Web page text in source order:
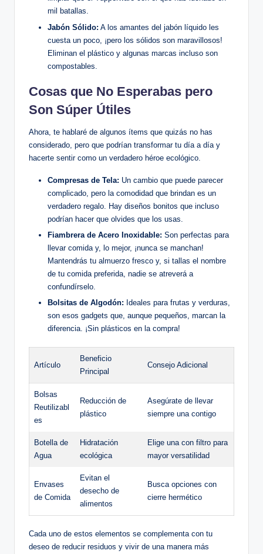
mil batallas.
Jabón Sólido: A los amantes del jabón líquido les
cuesta un poco, ¡pero los sólidos son maravillosos!
Eliminan el plástico y algunas marcas incluso son
compostables.
Cosas que No Esperabas pero
Son Súper Útiles
Ahora, te hablaré de algunos ítems que quizás no has
considerado, pero que podrían transformar tu día a día y
hacerte sentir como un verdadero héroe ecológico.
Compresas de Tela: Un cambio que puede parecer
complicado, pero la comodidad que brindan es un
verdadero regalo. Hay diseños bonitos que incluso
podrían hacer que olvides que los usas.
Fiambrera de Acero Inoxidable: Son perfectas para
llevar comida y, lo mejor, ¡nunca se manchan!
Mantendrás tu almuerzo fresco y, si tallas el nombre
de tu comida preferida, nadie se atreverá a
confundírselo.
Bolsitas de Algodón: Ideales para frutas y verduras,
son esos gadgets que, aunque pequeños, marcan la
diferencia. ¡Sin plásticos en la compra!
Artículo
Beneficio
Principal
Consejo Adicional
Bolsas
Reutilizabl
es
Reducción de
plástico
Asegúrate de llevar
siempre una contigo
Botella de
Agua
Hidratación
ecológica
Elige una con filtro para
mayor versatilidad
Envases
de Comida
Evitan el
desecho de
alimentos
Busca opciones con
cierre hermético
Cada uno de estos elementos se complementa con tu
deseo de reducir residuos y vivir de una manera más